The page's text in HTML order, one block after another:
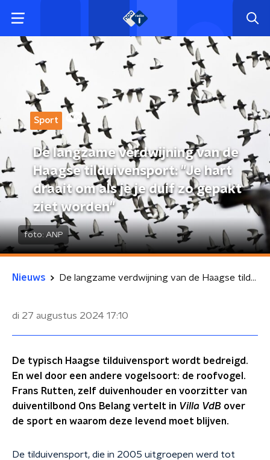
Sport
De langzame verdwijning van de
Haagse tilduivensport: "Je hart
draait om als je je duif zo gepakt
ziet worden"
foto: ANP
Nieuws De langzame verdwijning van de Haagse tilduivensport: "Je hart draait om als je je duif zo gepakt ziet worden"
di 27 augustus 2024 17:10
De typisch Haagse tilduivensport wordt bedreigd.
En wel door een andere vogelsoort: de roofvogel.
Frans Rutten, zelf duivenhouder en voorzitter van
duiventilbond Ons Belang vertelt in Villa VdB over
de sport en waarom deze levend moet blijven.
De tilduivensport, die in 2005 uitgroepen werd tot